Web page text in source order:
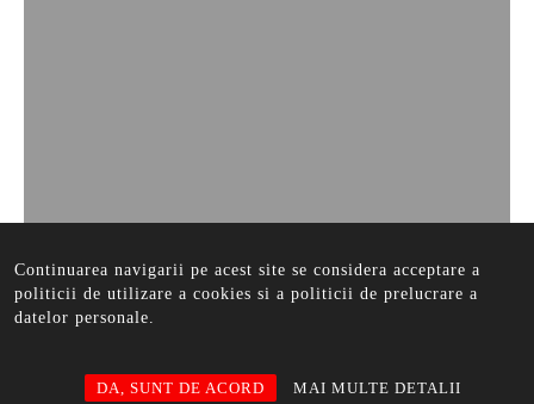
Continuarea navigarii pe acest site se considera acceptare a
politicii de utilizare a cookies si a politicii de prelucrare a
datelor personale.
DA, SUNT DE ACORD MAI MULTE DETALII